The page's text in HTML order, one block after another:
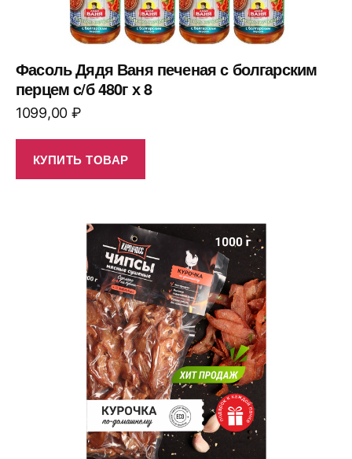
Фасоль Дядя Ваня печеная с болгарским
перцем с/б 480г х 8
1099,00 ₽
КУПИТЬ ТОВАР